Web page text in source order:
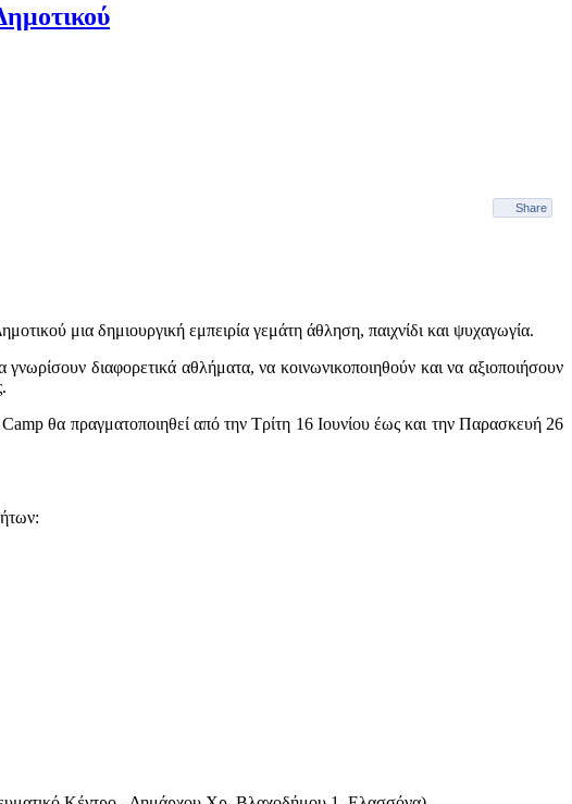
Share
μια δημιουργική εμπειρία γεμάτη άθληση, παιχνίδι και ψυχαγωγία.
διαφορετικά αθλήματα, να κοινωνικοποιηθούν και να αξιοποιήσουν
θα πραγματοποιηθεί από την Τρίτη 16 Ιουνίου έως και την Παρασκευή 26